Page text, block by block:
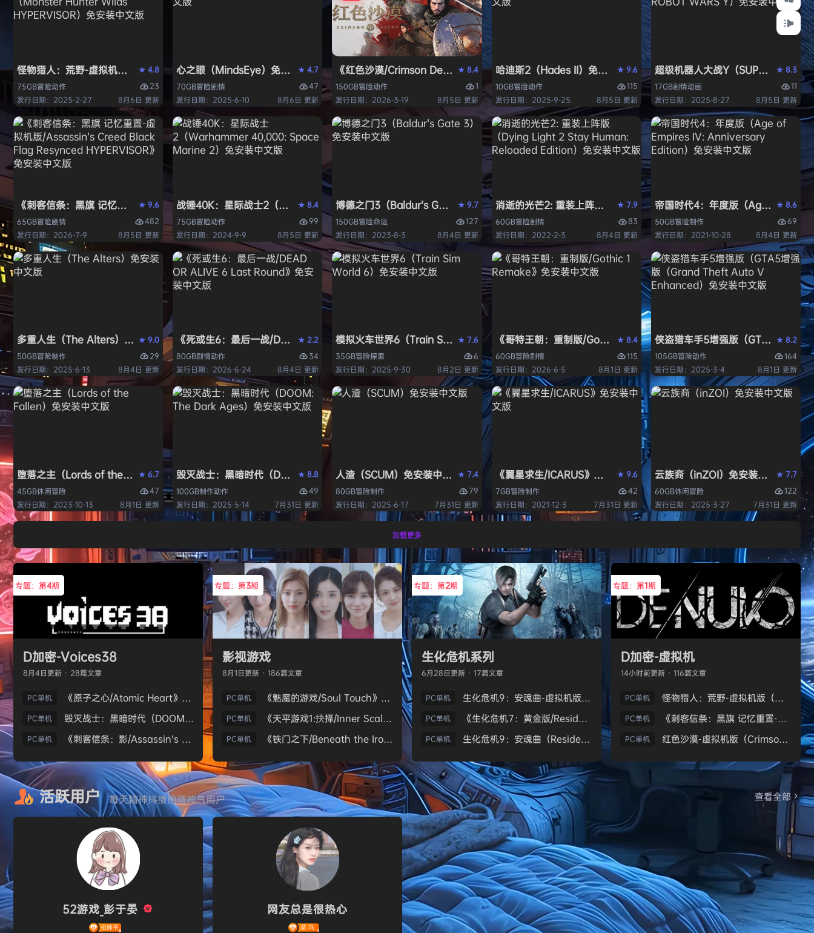
怪物猎人：荒野-虚拟机版（Monster Hunter Wilds HYPERVISOR）免安装中文版
★ 4.8
75GB冒险动作
23
发行日期：2025-2-27
8月6日 更新
心之眼（MindsEye）免安装中文版
★ 4.7
70GB冒险剧情
47
发行日期：2025-6-10
8月6日 更新
《红色沙漠/Crimson Desert》免安装中文版
★8.4
150GB冒险动作
1
发行日期：2026-3-19
8月5日 更新
哈迪斯2（Hades II）免安装中文版
★9.6
10GB冒险动作
115
发行日期：2025-9-25
8月5日 更新
超级机器人大战Y（SUPER ★8.3
17GB剧情动画
11
发行日期：2025-8-27
8月5日 更新
《刺客信条：黑旗 记忆重置-虚拟机版/Assassin’s Creed Black Flag Resynced HYPERVISOR》免安装中文版
★ 9.6
65GB冒险剧情
482
发行日期：2026-7-9
8月5日 更新
战锤40K：星际战士2（Warhammer 40,000: Space Marine 2）免安装中文版
★ 8.4
75GB冒险动作
99
发行日期：2024-9-9
8月5日 更新
博德之门3（Baldur’s Gate 3）免安装中文版
★9.7
150GB冒险命运
127
发行日期：2023-8-3
8月4日 更新
消逝的光芒2: 重装上阵版（Dying Light 2 Stay Human: Reloaded
★7.9
60GB冒险剧情
83
发行日期：2022-2-3
8月4日 更新
帝国时代4：年度版（Age of
★8.6
50GB冒险制作
69
发行日期：2021-10-28
8月4日 更新
多重人生（The Alters）免安装中文版
★ 9.0
50GB冒险制作
29
发行日期：2025-6-13
8月4日 更新
《死或生6：最后一战/DEAD OR ALIVE 6 Last Round》免安装中文版
★ 2.2
80GB剧情动作
34
发行日期：2026-6-24
8月4日 更新
模拟火车世界6（Train Sim World 6）免安装中文版
★7.6
35GB冒险探索
6
发行日期：2025-9-30
8月2日 更新
《哥特王朝：重制版/Gothic 1 Remake》免安装中文版
★8.4
60GB冒险剧情
115
发行日期：2026-6-5
8月1日 更新
侠盗猎车手5增强版（GTA5增强
★8.2
105GB冒险动作
164
发行日期：2025-3-4
8月1日 更新
堕落之主（Lords of the Fallen）免安装中文版
★ 6.7
45GB休闲冒险
47
发行日期：2023-10-13
8月1日 更新
毁灭战士：黑暗时代（DOOM: The Dark Ages）免安装中文版
★ 8.8
100GB制作动作
49
发行日期：2025-5-14
7月31日 更新
人渣（SCUM）免安装中文版★7.4
80GB冒险制作
79
发行日期：2025-6-17
7月31日 更新
《翼星求生/ICARUS》免安装中文版
★9.6
7GB冒险制作
42
发行日期：2021-12-3
7月31日 更新
云族裔（inZOI）免安装中文版
★7.7
60GB休闲冒险
122
发行日期：2025-3-27
7月31日 更新
加载更多
专题：第4期
D加密-Voices38
8月4日更新 · 28篇文章
PC单机 《原子之心/Atomic Heart》免安装中文版
PC单机 毁灭战士：黑暗时代（DOOM: The Dark Ages）免安装中文版
PC单机 《刺客信条：影/Assassin’s Creed Shadows》免安装版，非虚拟机
专题：第3期
影视游戏
8月1日更新 · 186篇文章
PC单机 《魅魔的游戏/Soul Touch》免安装中文版
PC单机 《天平游戏1:抉择/Inner Scales 1：Choice》免安装中文版
PC单机 《铁门之下/Beneath the Iron Gate》免安装中文版
专题：第2期
生化危机系列
6月28日更新 · 17篇文章
PC单机 生化危机9：安魂曲-虚拟机版（Resident Evil Requiem HYPERVISOR）免安装中文版
PC单机 《生化危机7：黄金版/Resident Evil 7 Biohazard》免安装中文版
PC单机 生化危机9：安魂曲（Resident Evil Requiem）免安装中文版
专题：第1期
D加密-虚拟机
14小时前更新 · 116篇文章
PC单机 怪物猎人：荒野-虚拟机版（Monster Hunter Wilds HYPERVISOR）免安装中文版
PC单机 《刺客信条：黑旗 记忆重置-虚拟机版/Assassin’s Creed Black Flag Resynced HYPERVISOR》免安装中文版
PC单机 红色沙漠-虚拟机版（Crimson Desert HYPERVISOR）免安装中文版
活跃用户 每天精神抖擞的精神气用户 查看全部
52游戏_彭于晏 网友总是很热心